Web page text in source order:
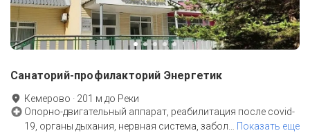
Санаторий-профилакторий Энергетик
Кемерово · 201 м до Реки
Опорно-двигательный аппарат, реабилитация после covid-
19, органы дыхания, нервная система, забол… Показать еще